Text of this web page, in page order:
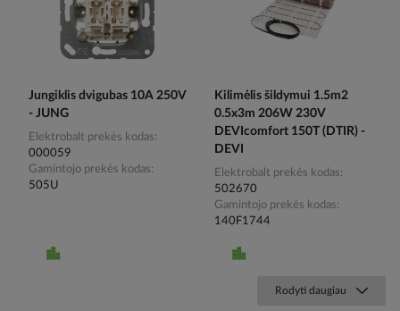
Jungiklis dvigubas 10A 250V
- JUNG
Elektrobalt prekės kodas
000059
Gamintojo prekės kodas
505U
Kilimėlis šildymui 1.5m2
0.5x3m 206W 230V
DEVIcomfort 150T (DTIR) -
DEVI
Elektrobalt prekės kodas
502670
Gamintojo prekės kodas
140F1744
Rodyti daugiau